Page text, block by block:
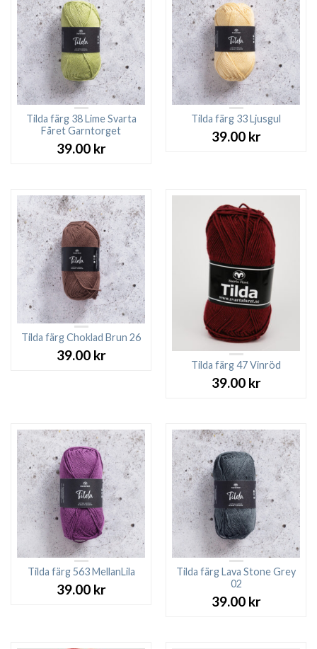
Tilda färg 38 Lime Svarta
Fåret Garntorget
39.00 kr
Tilda färg 33 Ljusgul
39.00 kr
Tilda färg Choklad Brun 26
39.00 kr
Tilda färg 47 Vinröd
39.00 kr
Tilda färg 563 MellanLila
39.00 kr
Tilda färg Lava Stone Grey
02
39.00 kr